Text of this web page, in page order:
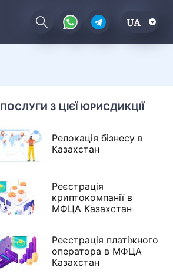
UA
ПОСЛУГИ З ЦІЄЇ ЮРИСДИКЦІЇ
Релокація бізнесу в
Казахстан
Реєстрація
криптокомпанії в
МФЦА Казахстан
Реєстрація платіжного
оператора в МФЦА
Казахстан